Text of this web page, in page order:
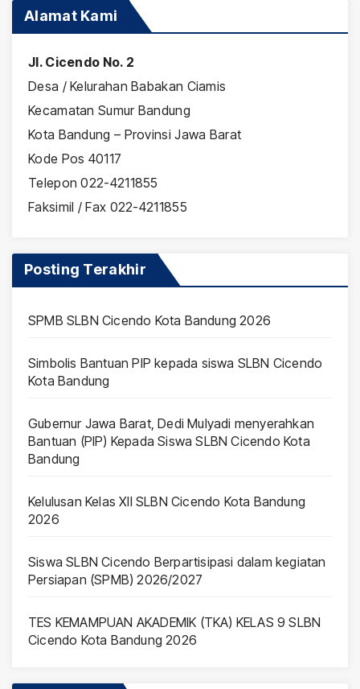
Alamat Kami
Jl. Cicendo No. 2
Desa / Kelurahan Babakan Ciamis
Kecamatan Sumur Bandung
Kota Bandung – Provinsi Jawa Barat
Kode Pos 40117
Telepon 022-4211855
Faksimil / Fax 022-4211855
Posting Terakhir
SPMB SLBN Cicendo Kota Bandung 2026
Simbolis Bantuan PIP kepada siswa SLBN Cicendo
Kota Bandung
Gubernur Jawa Barat, Dedi Mulyadi menyerahkan
Bantuan (PIP) Kepada Siswa SLBN Cicendo Kota
Bandung
Kelulusan Kelas XII SLBN Cicendo Kota Bandung
2026
Siswa SLBN Cicendo Berpartisipasi dalam kegiatan
Persiapan (SPMB) 2026/2027
TES KEMAMPUAN AKADEMIK (TKA) KELAS 9 SLBN
Cicendo Kota Bandung 2026